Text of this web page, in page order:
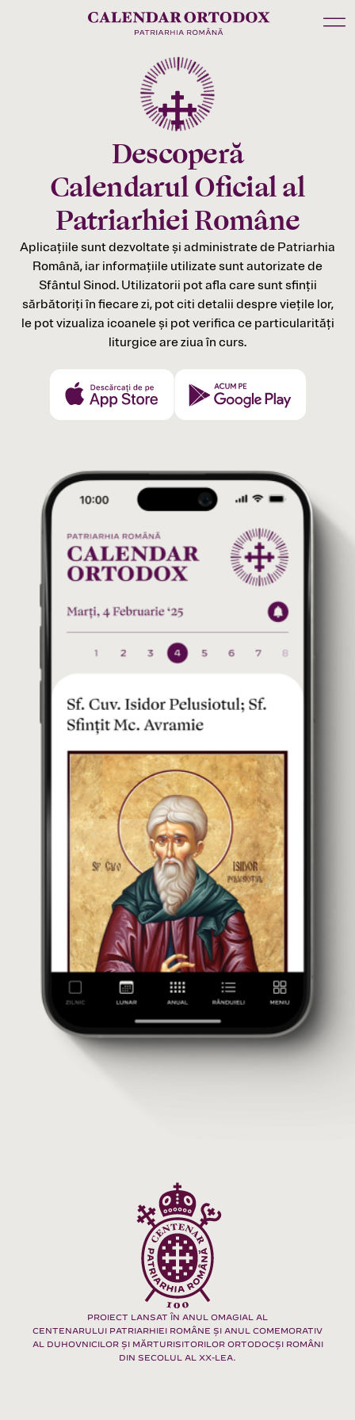
Descoperă
Calendarul Oficial al
Patriarhiei Române
Aplicațiile sunt dezvoltate și administrate de Patriarhia
Română, iar informațiile utilizate sunt autorizate de
Sfântul Sinod. Utilizatorii pot afla care sunt sfinții
sărbătoriți în fiecare zi, pot citi detalii despre viețile lor,
le pot vizualiza icoanele și pot verifica ce particularități
liturgice are ziua în curs.
PROIECT LANSAT ÎN ANUL OMAGIAL AL
CENTENARULUI PATRIARHIEI ROMÂNE ȘI ANUL COMEMORATIV
AL DUHOVNICILOR ȘI MĂRTURISITORILOR ORTODOCȘI ROMÂNI
DIN SECOLUL AL XX-LEA.